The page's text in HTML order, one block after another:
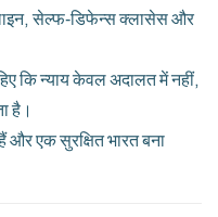
सेल्फ‑डिफेन्स क्लासेस और
कि न्याय केवल अदालत में नहीं,
है।
एक सुरक्षित भारत बना